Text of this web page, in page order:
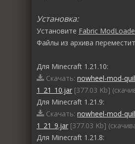
Установка:
Установите Fabric
Файлы из архива
Для Minecraft 1.21.10:
Скачать: nowheel-mod-
1_21_10.jar [377.03 Kb]
Для Minecraft 1.21.9:
Скачать: nowheel-mod-
1_21_9.jar [377.03 Kb]
Для Minecraft 1.21.8: